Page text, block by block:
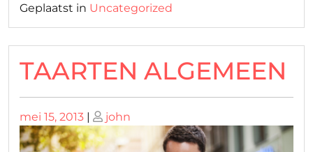
Geplaatst in Uncategorized
TAARTEN ALGEMEEN
Geplaatst
op
mei 15, 2013 | Geplaatst
op
john